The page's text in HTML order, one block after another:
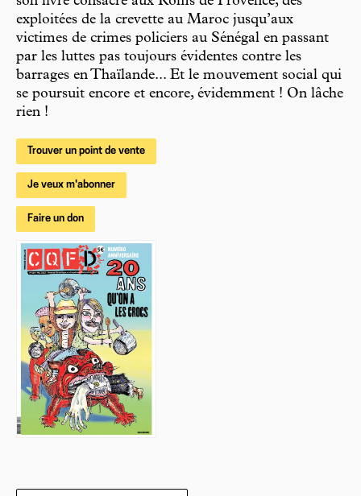
exploitées de la crevette au Maroc jusqu’aux
victimes de crimes policiers au Sénégal en passant
par les luttes pas toujours évidentes contre les
barrages en Thaïlande... Et le mouvement social qui
se poursuit encore et encore, évidemment ! On lâche
rien !
Trouver un point de vente
Je veux m'abonner
Faire un don